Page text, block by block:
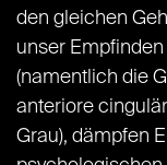
den gleichen
unser
(namentlich die
anteriore
Grau), dämpfen